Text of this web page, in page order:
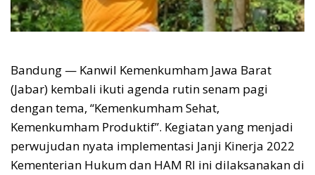
Bandung — Kanwil Kemenkumham Jawa Barat
(Jabar) kembali ikuti agenda rutin senam pagi
dengan tema, “Kemenkumham Sehat,
Kemenkumham Produktif”. Kegiatan yang menjadi
perwujudan nyata implementasi Janji Kinerja 2022
Kementerian Hukum dan HAM RI ini dilaksanakan di